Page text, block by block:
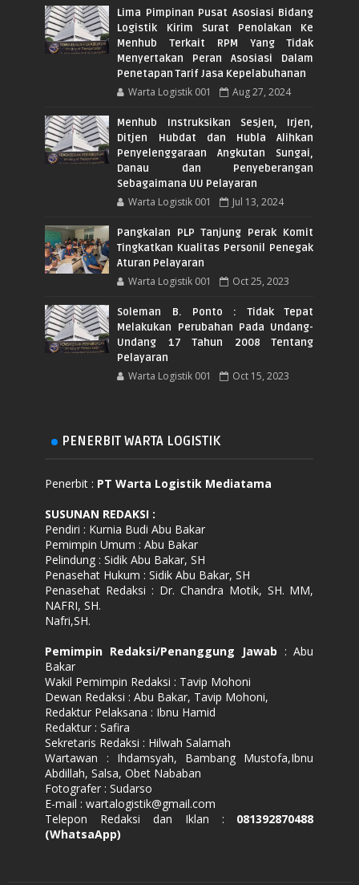
Lima Pimpinan Pusat Asosiasi Bidang
Logistik Kirim Surat Penolakan Ke
Menhub Terkait RPM Yang Tidak
Menyertakan Peran Asosiasi Dalam
Penetapan Tarif Jasa Kepelabuhanan
Warta Logistik 001 Aug 27, 2024
Menhub Instruksikan Sesjen, Irjen,
Ditjen Hubdat dan Hubla Alihkan
Penyelenggaraan Angkutan Sungai,
Danau dan Penyeberangan
Sebagaimana UU Pelayaran
Warta Logistik 001 Jul 13, 2024
Pangkalan PLP Tanjung Perak Komit
Tingkatkan Kualitas Personil Penegak
Aturan Pelayaran
Warta Logistik 001 Oct 25, 2023
Soleman B. Ponto : Tidak Tepat
Melakukan Perubahan Pada Undang-
Undang 17 Tahun 2008 Tentang
Pelayaran
Warta Logistik 001 Oct 15, 2023
PENERBIT WARTA LOGISTIK
Penerbit : PT Warta Logistik Mediatama
SUSUNAN REDAKSI :
Pendiri : Kurnia Budi Abu Bakar
Pemimpin Umum : Abu Bakar
Pelindung : Sidik Abu Bakar, SH
Penasehat Hukum : Sidik Abu Bakar, SH
Penasehat Redaksi : Dr. Chandra Motik, SH. MM,
NAFRI, SH.
Nafri,SH.
Pemimpin Redaksi/Penanggung Jawab : Abu
Bakar
Wakil Pemimpin Redaksi : Tavip Mohoni
Dewan Redaksi : Abu Bakar, Tavip Mohoni,
Redaktur Pelaksana : Ibnu Hamid
Redaktur : Safira
Sekretaris Redaksi : Hilwah Salamah
Wartawan : Ihdamsyah, Bambang Mustofa,Ibnu
Abdillah, Salsa, Obet Nababan
Fotografer : Sudarso
E-mail : wartalogistik@gmail.com
Telepon Redaksi dan Iklan : 081392870488
(WhatsaApp)